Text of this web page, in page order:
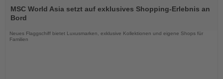
Sie
die
MSC World Asia setzt auf exklusives Shopping-Erlebnis an
Bord
Neues Flaggschiff bietet Luxusmarken, exklusive Kollektionen und eigene Shops für
Familien